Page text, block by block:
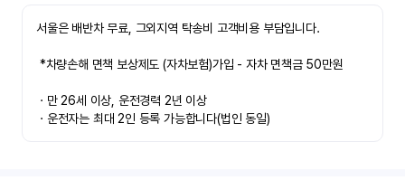
서울은 배반차 무료, 그외지역 탁송비 고객비용 부담입니다.
ㆍ만 26세 이상, 운전경력 2년 이상
ㆍ운전자는 최대 2인 등록 가능합니다(법인 동일)